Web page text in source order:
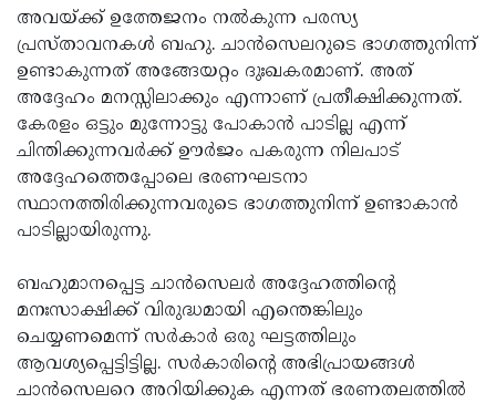
അവയ്ക്ക് ഉത്തേജനം നല്‍കുന്ന പരസ്യ
പ്രസ്താവനകള്‍ ബഹു. ചാന്‍സെലറുടെ ഭാഗത്തുനിന്ന്
ഉണ്ടാകുന്നത് അങ്ങേയറ്റം ദുഃഖകരമാണ്. അത്
അദ്ദേഹം മനസ്സിലാക്കും എന്നാണ് പ്രതീക്ഷിക്കുന്നത്.
കേരളം ഒട്ടും മുന്നോട്ടു പോകാന്‍ പാടില്ല എന്ന്
ചിന്തിക്കുന്നവര്‍ക്ക് ഊര്‍ജം പകരുന്ന നിലപാട്
അദ്ദേഹത്തെപ്പോലെ ഭരണഘടനാ
സ്ഥാനത്തിരിക്കുന്നവരുടെ ഭാഗത്തുനിന്ന് ഉണ്ടാകാന്‍
പാടില്ലായിരുന്നു.
ബഹുമാനപ്പെട്ട ചാന്‍സെലര്‍ അദ്ദേഹത്തിന്റെ
മനഃസാക്ഷിക്ക് വിരുദ്ധമായി എന്തെങ്കിലും
ചെയ്യണമെന്ന് സര്‍കാര്‍ ഒരു ഘട്ടത്തിലും
ആവശ്യപ്പെട്ടിട്ടില്ല. സര്‍കാരിന്റെ അഭിപ്രായങ്ങള്‍
ചാന്‍സെലറെ അറിയിക്കുക എന്നത് ഭരണതലത്തില്‍